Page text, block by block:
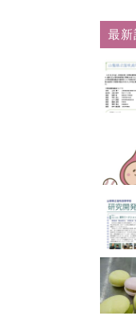
最新